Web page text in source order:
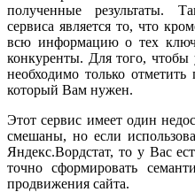
полученные результаты.
сервиса является то, что
всю информацию о тех
конкуренты. Для того,
необходимо только отметить
который Вам нужен.
Этот сервис имеет один
смешаны, но если
Яндекс.Вордстат, то у Вас
точно сформировать
продвижения сайта.